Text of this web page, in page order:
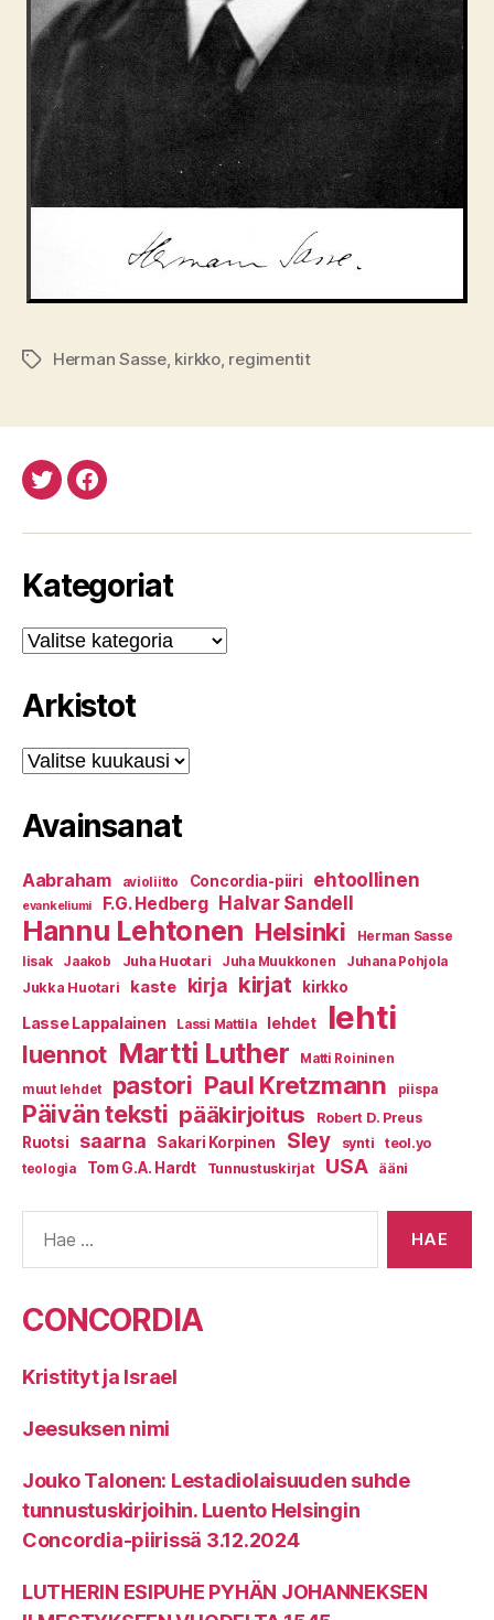
Avainsanat
Herman Sasse, kirkko, regimentit
TwitteristäFacebookista
Kategoriat
Kategoriat
Arkistot
Arkistot
Avainsanat
Aabraham avioliitto Concordia-piiri ehtoollinen
evankeliumi F.G. Hedberg Halvar Sandell
Hannu Lehtonen Helsinki
Herman Sasse
Iisak
Jaakob Juha Huotari Juha Muukkonen Juhana Pohjola
Jukka Huotari kaste kirja kirjat kirkko
Lasse Lappalainen Lassi Mattila lehdet lehti
luennot Martti Luther
Matti Roininen
muut lehdet
pastori Paul Kretzmann piispa
Päivän teksti pääkirjoitus Robert D. Preus
Ruotsi saarna Sakari Korpinen Sley synti teol.yo
teologia Tom G.A. Hardt Tunnustuskirjat USA ääni
CONCORDIA
Kristityt ja Israel
Jeesuksen nimi
Jouko Talonen: Lestadiolaisuuden suhde
tunnustuskirjoihin. Luento Helsingin
Concordia-piirissä 3.12.2024
LUTHERIN ESIPUHE PYHÄN JOHANNEKSEN